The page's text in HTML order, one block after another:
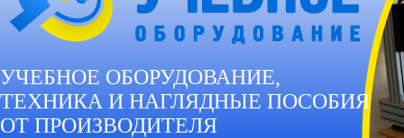
УЧЕБНОЕ ОБОРУДОВАНИЕ,
ТЕХНИКА И НАГЛЯДНЫЕ ПОСОБИЯ
ОТ ПРОИЗВОДИТЕЛЯ